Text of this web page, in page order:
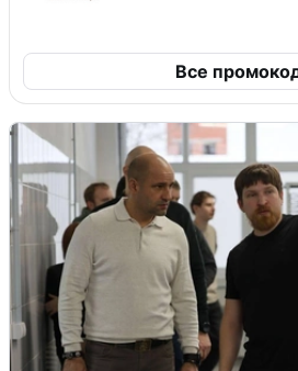
Все